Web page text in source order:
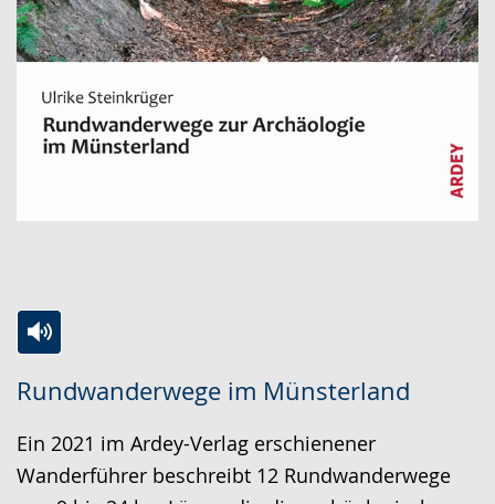
Rundwanderwege im Münsterland
Leichten
Sprache
wechseln.
Audio-
Unterstützung.
Video
in
Deutscher
Gebärdensprache
Ein 2021 im Ardey-Verlag erschienener
Wanderführer beschreibt 12 Rundwanderwege